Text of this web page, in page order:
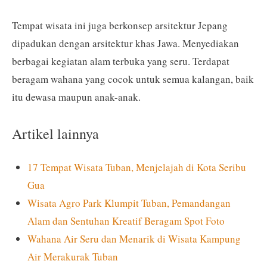
Tempat wisata ini juga berkonsep arsitektur Jepang
dipadukan dengan arsitektur khas Jawa. Menyediakan
berbagai kegiatan alam terbuka yang seru. Terdapat
beragam wahana yang cocok untuk semua kalangan, baik
itu dewasa maupun anak-anak.
Artikel lainnya
17 Tempat Wisata Tuban, Menjelajah di Kota Seribu
Gua
Wisata Agro Park Klumpit Tuban, Pemandangan
Alam dan Sentuhan Kreatif Beragam Spot Foto
Wahana Air Seru dan Menarik di Wisata Kampung
Air Merakurak Tuban